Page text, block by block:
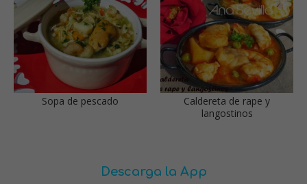
Sopa de pescado
Caldereta de rape y
langostinos
Descarga la App